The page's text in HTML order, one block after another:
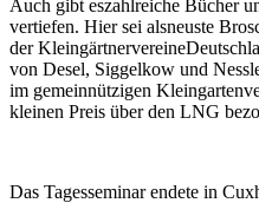
Auch gibt eszahlreiche Bücher
vertiefen. Hier sei alsneuste
der
von Desel, Siggelkow und
im gemeinnützigen
kleinen Preis über den LNG
Das Tagesseminar endete in